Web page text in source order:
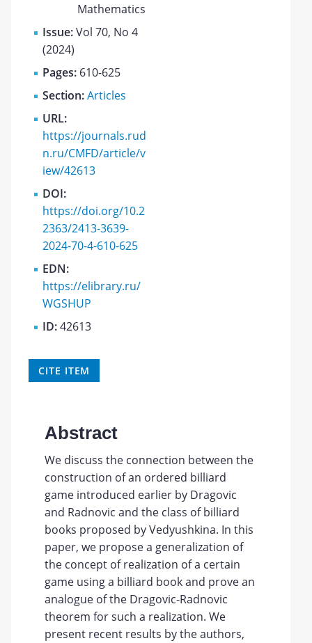
Mathematics
Issue:Vol 70, No 4
(2024)
Pages: 610-625
Section:Articles
URL:
https://journals.rud
n.ru/CMFD/article/v
iew/42613
DOI:
https://doi.org/10.2
2363/2413-3639-
2024-70-4-610-625
EDN:
https://elibrary.ru/
WGSHUP
ID:42613
CITE ITEM
Abstract
We discuss the connection between the
construction of an ordered billiard
game introduced earlier by Dragovic
and Radnovic and the class of billiard
books proposed by Vedyushkina. In this
paper, we propose a generalization of
the concept of realization of a certain
game using a billiard book and prove an
analogue of the Dragovic-Radnovic
theorem for such a realization. We
present recent results by the authors,